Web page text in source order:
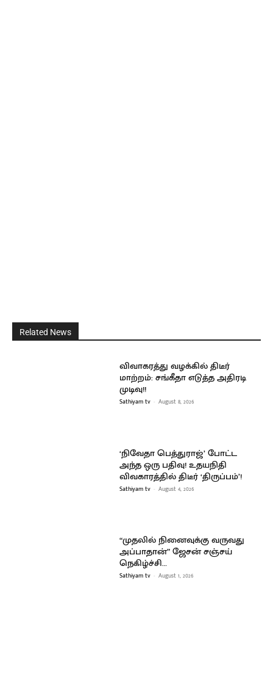
Related News
விவாகரத்து வழக்கில் திடீர்
மாற்றம்: சங்கீதா எடுத்த அதிரடி
முடிவு!!
Sathiyam tv - August 8, 2026
‘நிவேதா பெத்துராஜ்’ போட்ட
அந்த ஒரு பதிவு! உதயநிதி
விவகாரத்தில் திடீர் ‘திருப்பம்’!
Sathiyam tv - August 4, 2026
“முதலில் நினைவுக்கு வருவது
அப்பாதான்” ஜேசன் சஞ்சய்
நெகிழ்ச்சி…
Sathiyam tv - August 1, 2026